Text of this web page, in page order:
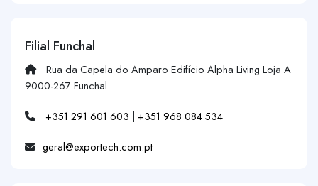
Filial Funchal
Rua da Capela do Amparo Edifício Alpha Living Loja A
9000-267 Funchal
+351 291 601 603 | +351 968 084 534
geral@exportech.com.pt